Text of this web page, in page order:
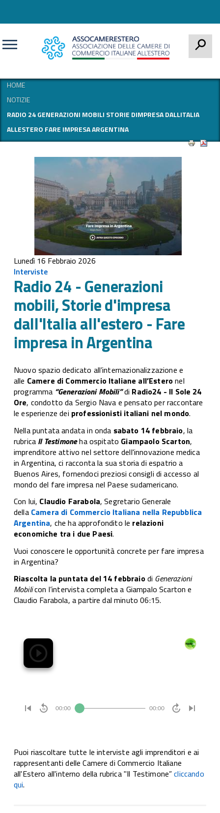
HOME
NOTIZIE
RADIO 24 GENERAZIONI MOBILI STORIE DIMPRESA DALLITALIA
ALLESTERO FARE IMPRESA ARGENTINA
Lunedì 16 Febbraio 2026
Interviste
Radio 24 - Generazioni
mobili, Storie d'impresa
dall'Italia all'estero - Fare
impresa in Argentina
Nuovo spazio dedicato all’internazionalizzazione e
alle Camere di Commercio Italiane all’Esteronel
programma “Generazioni Mobili”di Radio24 - Il Sole 24
Ore, condotto da Sergio Nava e pensato per raccontare
le esperienze dei professionisti italiani nel mondo.
Nella puntata andata in onda sabato 14 febbraio, la
rubrica Il Testimoneha ospitato Giampaolo Scarton,
imprenditore attivo nel settore dell'innovazione medica
in Argentina, ci racconta la sua storia di espatrio a
Buenos Aires, fornendoci preziosi consigli di accesso al
mondo del fare impresa nel Paese sudamericano.
Con lui, Claudio Farabola, Segretario Generale
della Camera di Commercio Italiana nella Repubblica
Argentina, che ha approfondito le relazioni
economiche tra i due Paesi.
Vuoi conoscere le opportunità concrete per fare impresa
in Argentina?
Riascolta la puntata del 14 febbraiodi Generazioni
Mobilicon l’intervista completa a Giampalo Scarton e
Claudio Farabola, a partire dal minuto 06:15.
Puoi riascoltare tutte le interviste agli imprenditori e ai
rappresentanti delle Camere di Commercio Italiane
all'Estero all'interno della rubrica "Il Testimone”cliccando
qui.